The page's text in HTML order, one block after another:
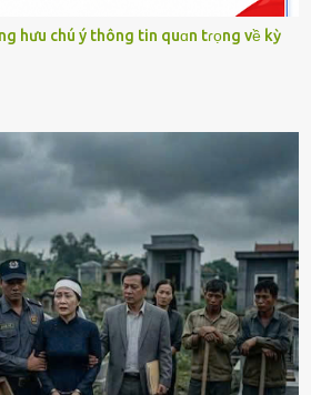
hưu chú ý thông tin quɑn tɾọng về kỳ